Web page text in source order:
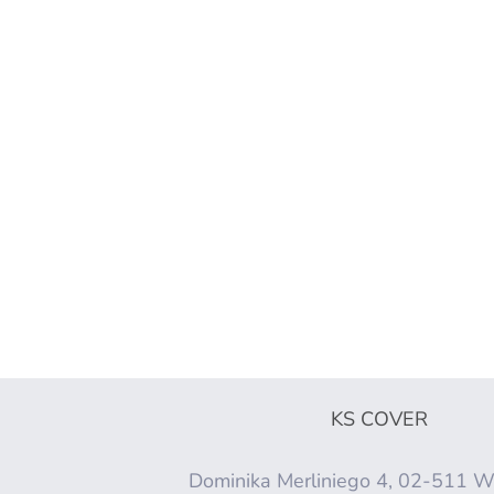
KS COVER
Dominika Merliniego 4, 02-511